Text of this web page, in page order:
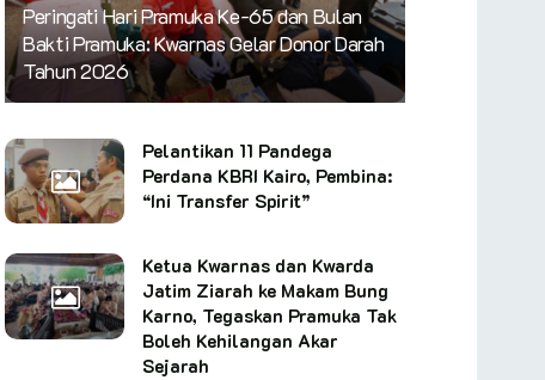
Peringati Hari Pramuka Ke-65 dan Bulan
Bakti Pramuka: Kwarnas Gelar Donor Darah
Tahun 2026
Pelantikan 11 Pandega
Perdana KBRI Kairo, Pembina:
“Ini Transfer Spirit”
Ketua Kwarnas dan Kwarda
Jatim Ziarah ke Makam Bung
Karno, Tegaskan Pramuka Tak
Boleh Kehilangan Akar
Sejarah